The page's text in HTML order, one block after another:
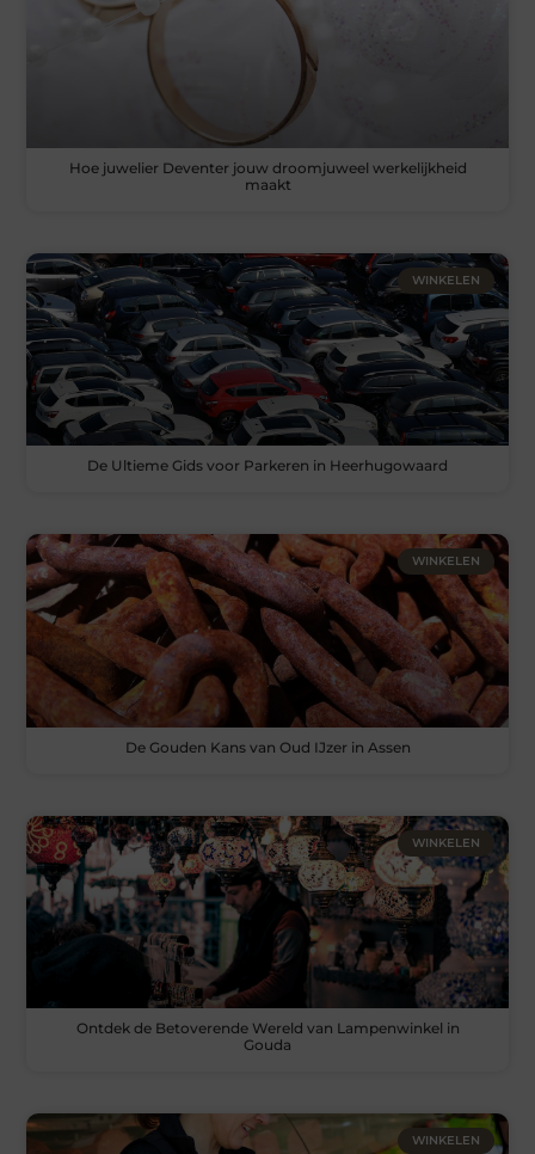
Hoe juwelier Deventer jouw droomjuweel werkelijkheid
maakt
WINKELEN
De Ultieme Gids voor Parkeren in Heerhugowaard
WINKELEN
De Gouden Kans van Oud IJzer in Assen
WINKELEN
Ontdek de Betoverende Wereld van Lampenwinkel in
Gouda
WINKELEN